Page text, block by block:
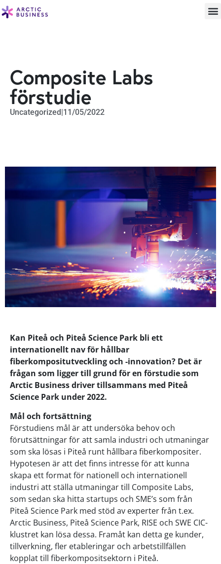
Composite Labs
förstudie
Uncategorized|11/05/2022
Kan Piteå och Piteå Science Park bli ett
internationellt nav för hållbar
fiberkompositutveckling och -innovation? Det är
frågan som ligger till grund för en förstudie som
Arctic Business driver tillsammans med Piteå
Science Park under 2022.
Mål och fortsättning
Förstudiens mål är att undersöka behov och
förutsättningar för att samla industri och utmaningar
som ska lösas i Piteå runt hållbara fiberkompositer.
Hypotesen är att det finns intresse för att kunna
skapa ett format för nationell och internationell
industri att ställa utmaningar till Composite Labs,
som sedan ska hitta startups och SME’s som från
Piteå Science Park med stöd av experter från t.ex.
Arctic Business, Piteå Science Park, RISE och SWE CIC-
klustret kan lösa dessa. Framåt kan detta ge kunder,
tillverkning, fler etableringar och arbetstillfällen
kopplat till fiberkompositsektorn i Piteå.